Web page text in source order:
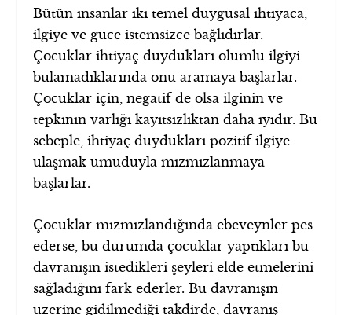
Bütün insanlar iki temel duygusal ihtiyaca,
ilgiye ve güce istemsizce bağlıdırlar.
Çocuklar ihtiyaç duydukları olumlu ilgiyi
bulamadıklarında onu aramaya başlarlar.
Çocuklar için, negatif de olsa ilginin ve
tepkinin varlığı kayıtsızlıktan daha iyidir. Bu
sebeple, ihtiyaç duydukları pozitif ilgiye
ulaşmak umuduyla mızmızlanmaya
başlarlar.
Çocuklar mızmızlandığında ebeveynler pes
ederse, bu durumda çocuklar yaptıkları bu
davranışın istedikleri şeyleri elde etmelerini
sağladığını fark ederler. Bu davranışın
üzerine gidilmediği takdirde, davranış